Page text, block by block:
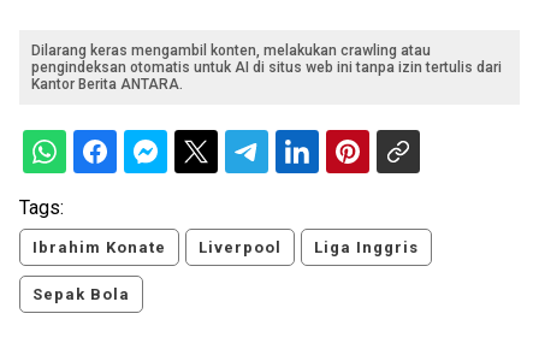
Dilarang keras mengambil konten, melakukan crawling atau
pengindeksan otomatis untuk AI di situs web ini tanpa izin tertulis dari
Kantor Berita ANTARA.
Tags:
Ibrahim Konate Liverpool Liga Inggris
Sepak Bola